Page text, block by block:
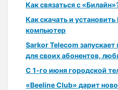
Как связаться с
Как скачать и
компьютер
Sarkor Telecom
для своих абонентов,
С 1-го июня городской
«Beeline Club» дарит